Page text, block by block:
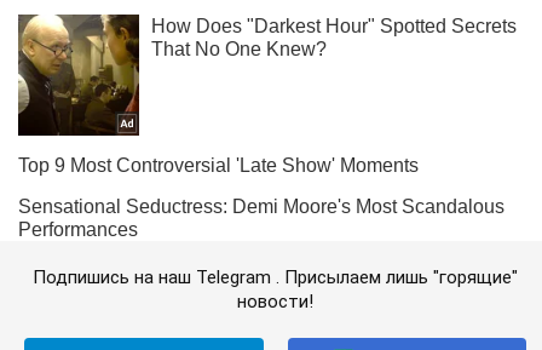
Подпишись на наш Telegram . Присылаем лишь "горящие"
новости!